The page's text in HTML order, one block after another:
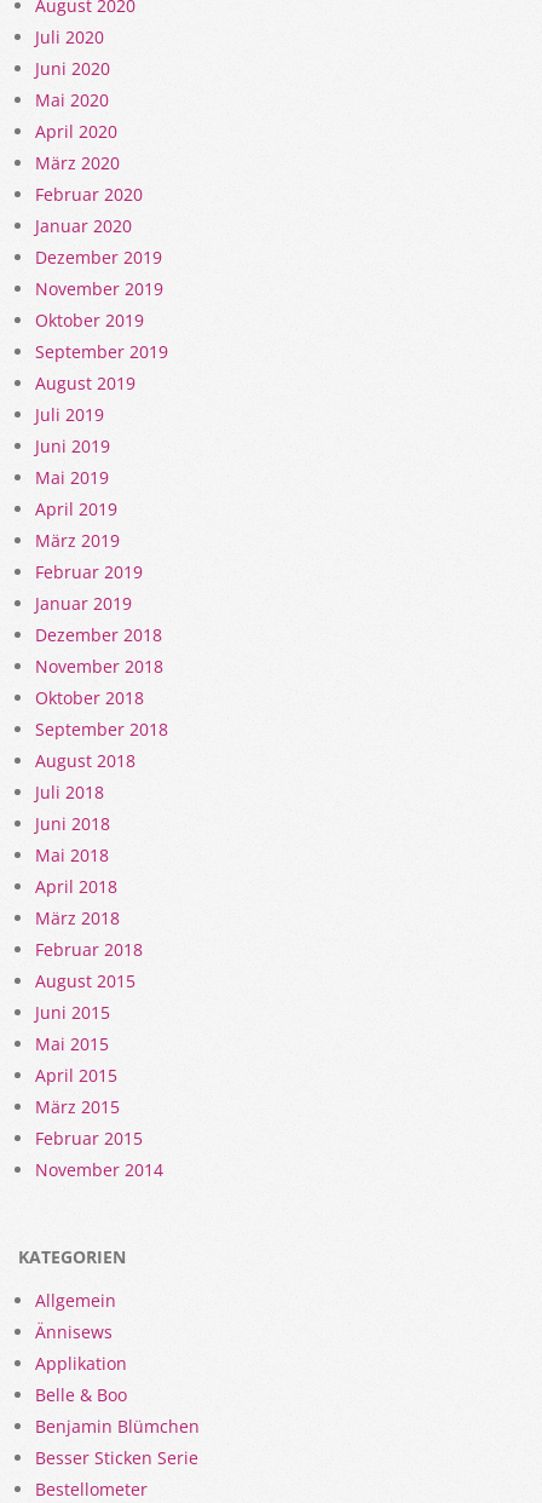
August 2020
Juli 2020
Juni 2020
Mai 2020
April 2020
März 2020
Februar 2020
Januar 2020
Dezember 2019
November 2019
Oktober 2019
September 2019
August 2019
Juli 2019
Juni 2019
Mai 2019
April 2019
März 2019
Februar 2019
Januar 2019
Dezember 2018
November 2018
Oktober 2018
September 2018
August 2018
Juli 2018
Juni 2018
Mai 2018
April 2018
März 2018
Februar 2018
August 2015
Juni 2015
Mai 2015
April 2015
März 2015
Februar 2015
November 2014
KATEGORIEN
Allgemein
Ännisews
Applikation
Belle & Boo
Benjamin Blümchen
Besser Sticken Serie
Bestellometer